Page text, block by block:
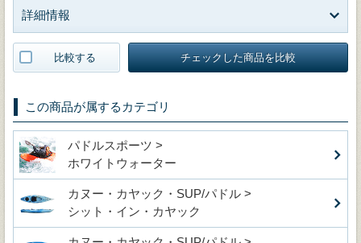
詳細情報
比較する チェックした商品を比較
この商品が属するカテゴリ
パドルスポーツ >
ホワイトウォーター
カヌー・カヤック・SUP/パドル >
シット・イン・カヤック